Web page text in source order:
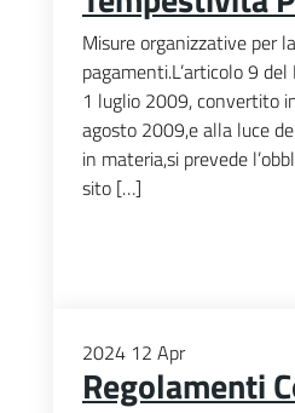
Misure organizzative per
pagamenti.L’articolo 9
1 luglio 2009, convertito
agosto 2009,e alla luce
in materia,si prevede
sito […]
2024 12 Apr
Regolamenti